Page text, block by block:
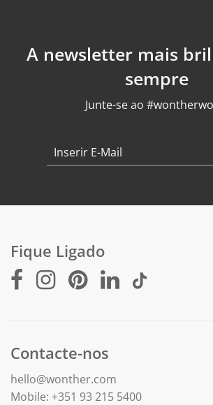
A newsletter mais
sempre
Junte-se ao
Fique Ligado
Contacte-nos
hello@wonther.com
Mobile: +351 93 215 5400